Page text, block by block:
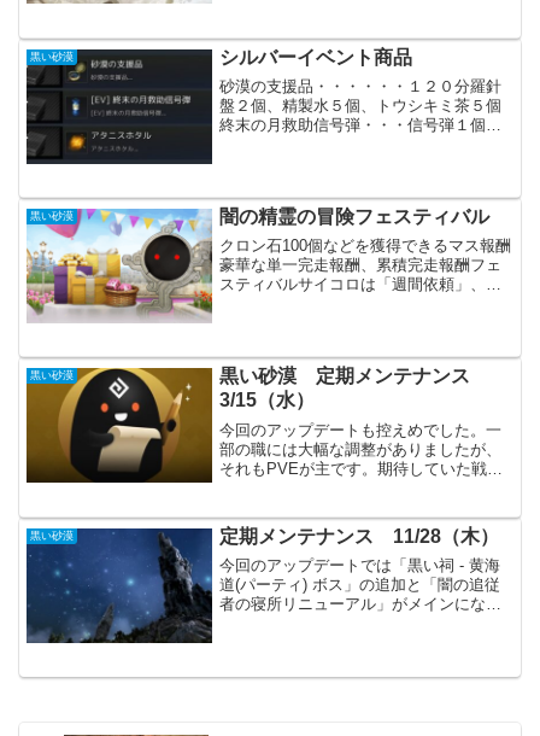
「忘れられた忘却の証」が必...
黒い砂漠 シルバーイベント商品
砂漠の支援品・・・・・・１２０分羅針
盤２個、精製水５個、トウシキミ茶５個
終末の月救助信号弾・・・信号弾１個ア
んし、特に羅針盤はちょっ...
黒い砂漠 闇の精霊の冒険フェスティバル
クロン石100個などを獲得できるマス報酬
豪華な単一完走報酬、累積完走報酬フェ
スティバルサイコロは「週間依頼」、
得できるイベント...
黒い砂漠
黒い砂漠 定期メンテナンス
3/15（水）
今回のアップデートも控えめでした。一
部の職には大幅な調整がありましたが、
それもPVEが主です。期待していた戦闘
じです。主要なアップデート各職の調整
LS、AC、GD、CO...
黒い砂漠 定期メンテナンス 11/28（木）
今回のアップデートでは「黒い祠 - 黄海
道(パーティ) ボス」の追加と「闇の追従
者の寝所リニューアル」がメインになる
うです。...